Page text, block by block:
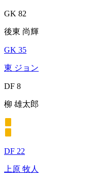
GK 82
後東 尚輝
GK 35
東 ジョン
DF 8
柳 雄太郎
DF 22
上原 牧人